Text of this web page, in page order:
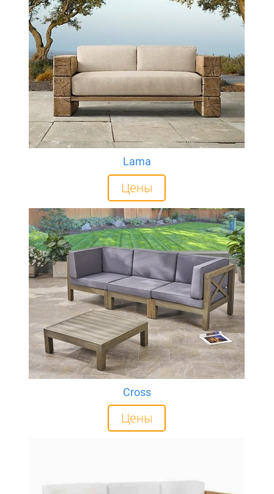
Lama
Цены
Cross
Цены